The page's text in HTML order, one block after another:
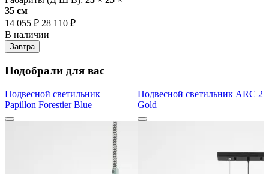
35 cм
14 055 ₽ 28 110 ₽
В наличии
Завтра
Подобрали для вас
Подвесной светильник
Papillon Forestier Blue
Подвесной светильник ARC 2
Gold